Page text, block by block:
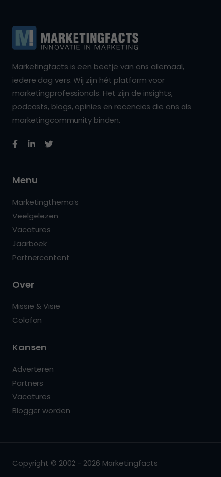
Marketingfacts is een beetje van ons allemaal,
iedere dag vers. Wij zijn hét platform voor
marketingprofessionals. Het zijn de insights,
podcasts, blogs, opinies en recencies die ons als
marketingcommunity binden.
Menu
Marketingthema’s
Veelgelezen
Vacatures
Jaarboek
Partnercontent
Over
Missie & Visie
Colofon
Kansen
Adverteren
Partners
Vacatures
Blogger worden
Copyright © 2002 - 2026 Marketingfacts